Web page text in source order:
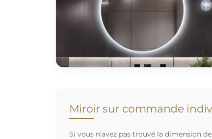
Miroir sur commande
Si vous n'avez pas trouvé la dimension